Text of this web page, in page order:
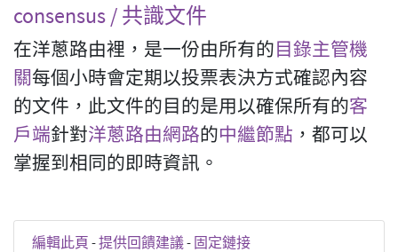
consensus / 共識文件
在洋蔥路由裡，是一份由所有的目錄主管機
關每個小時會定期以投票表決方式確認內容
的文件，此文件的目的是用以確保所有的客
戶端針對洋蔥路由網路的中繼節點 ，都可以
掌握到相同的即時資訊。
編輯此頁 -提供回饋建議- 固定鏈接